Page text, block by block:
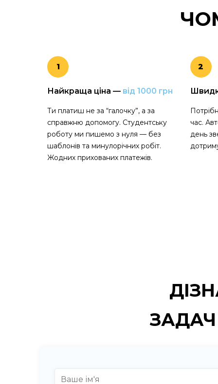
1
Найкраща ціна — від 1000 грн
Ти платиш не за “галочку”, а за
справжню допомогу. Студентську
роботу ми пишемо з нуля — без
шаблонів та минулорічних робіт.
Жодних прихованих платежів.
2
час.
день